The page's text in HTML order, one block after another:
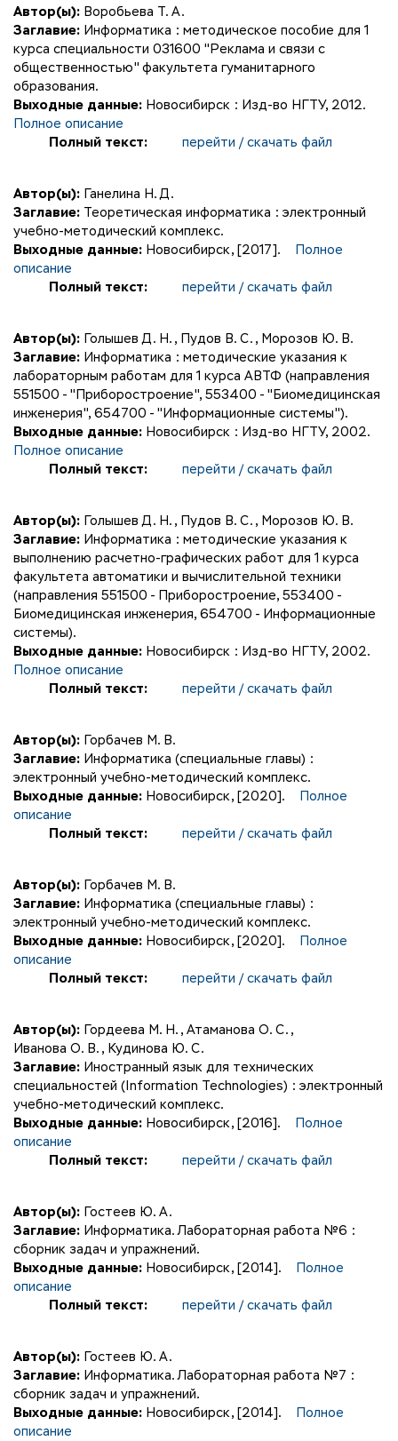
Автор(ы): Воробьева Т. А.
Заглавие: Информатика : методическое пособие для 1
курса специальности 031600 "Реклама и связи с
общественностью" факультета гуманитарного
образования.
Выходные данные: Новосибирск : Изд-во НГТУ, 2012.
Полное описание
Полный текст:
перейти / скачать файл
Автор(ы): Ганелина Н. Д.
Заглавие: Теоретическая информатика : электронный
учебно-методический комплекс.
Выходные данные: Новосибирск, [2017].
Полное
описание
Полный текст:
перейти / скачать файл
Автор(ы): Голышев Д. Н. , Пудов В. С. , Морозов Ю. В.
Заглавие: Информатика : методические указания к
лабораторным работам для 1 курса АВТФ (направления
551500 - "Приборостроение", 553400 - "Биомедицинская
инженерия", 654700 - "Информационные системы").
Выходные данные: Новосибирск : Изд-во НГТУ, 2002.
Полное описание
Полный текст:
перейти / скачать файл
Автор(ы): Голышев Д. Н. , Пудов В. С. , Морозов Ю. В.
Заглавие: Информатика : методические указания к
выполнению расчетно-графических работ для 1 курса
факультета автоматики и вычислительной техники
(направления 551500 - Приборостроение, 553400 -
Биомедицинская инженерия, 654700 - Информационные
системы).
Выходные данные: Новосибирск : Изд-во НГТУ, 2002.
Полное описание
Полный текст:
перейти / скачать файл
Автор(ы): Горбачев М. В.
Заглавие: Информатика (специальные главы) :
электронный учебно-методический комплекс.
Выходные данные: Новосибирск, [2020].
Полное
описание
Полный текст:
перейти / скачать файл
Автор(ы): Горбачев М. В.
Заглавие: Информатика (специальные главы) :
электронный учебно-методический комплекс.
Выходные данные: Новосибирск, [2020].
Полное
описание
Полный текст:
перейти / скачать файл
Автор(ы): Гордеева М. Н. , Атаманова О. С. ,
Иванова О. В. , Кудинова Ю. С.
Заглавие: Иностранный язык для технических
специальностей (Information Technologies) : электронный
учебно-методический комплекс.
Выходные данные: Новосибирск, [2016].
Полное
описание
Полный текст:
перейти / скачать файл
Автор(ы): Гостеев Ю. А.
Заглавие: Информатика. Лабораторная работа №6 :
сборник задач и упражнений.
Выходные данные: Новосибирск, [2014].
Полное
описание
Полный текст:
перейти / скачать файл
Автор(ы): Гостеев Ю. А.
Заглавие: Информатика. Лабораторная работа №7 :
сборник задач и упражнений.
Выходные данные: Новосибирск, [2014].
Полное
описание